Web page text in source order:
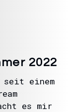
2022
seit einem
es mir